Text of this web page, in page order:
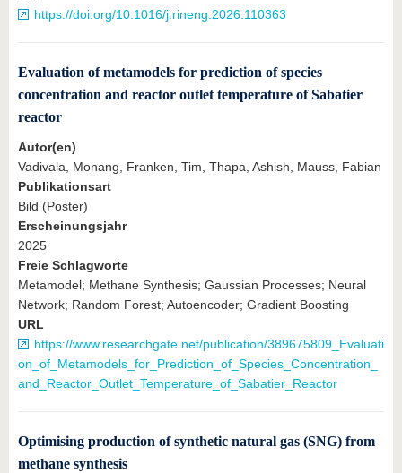
https://doi.org/10.1016/j.rineng.2026.110363
Evaluation of metamodels for prediction of species
concentration and reactor outlet temperature of Sabatier
reactor
Autor(en)
Vadivala, Monang, Franken, Tim, Thapa, Ashish, Mauss, Fabian
Publikationsart
Bild (Poster)
Erscheinungsjahr
2025
Freie Schlagworte
Metamodel; Methane Synthesis; Gaussian Processes; Neural
Network; Random Forest; Autoencoder; Gradient Boosting
URL
https://www.researchgate.net/publication/389675809_Evaluati
on_of_Metamodels_for_Prediction_of_Species_Concentration_
and_Reactor_Outlet_Temperature_of_Sabatier_Reactor
Optimising production of synthetic natural gas (SNG) from
methane synthesis